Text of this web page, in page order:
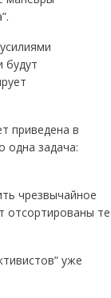
будут
приведена в
одна задача:
чрезвычайное
отсортированы те
уже